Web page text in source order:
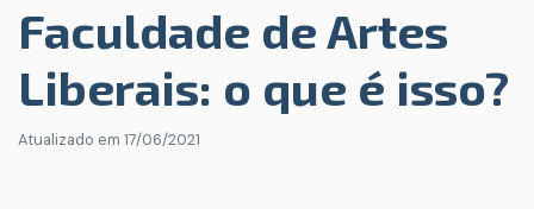
Faculdade de Artes
Liberais: o que é isso?
Atualizado em 17/06/2021